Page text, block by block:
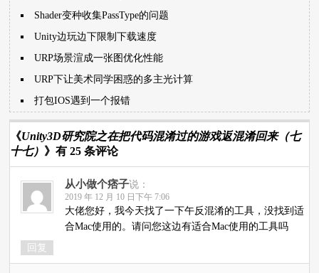
Shader变种收集PassType的问题
Unity边玩边下限制下载速度
URP场景渲成一张图优化性能
URP下让美术同学困惑的多主光计算
打包IOS遇到一个报错
《Unity3D研究院之在把代码混淆过的游戏返混淆回来（七
十七） 》有 25 条评论
从小做个痞子说：
2019 年 12 月 10 日下午 7:06
大佬您好，我今天找了一下午反混淆的工具，没找到适
合Mac使用的。请问您这边有适合Mac使用的工具吗
回复